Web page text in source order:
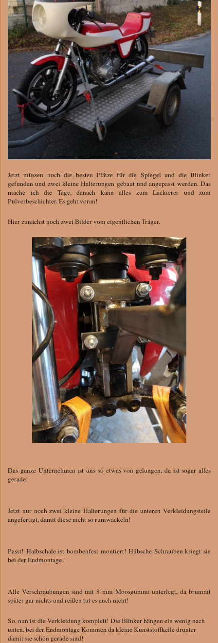
Jetzt müssen noch die besten Plätze für die Spiegel und die Blinker
gefunden und zwei kleine Halterungen gebaut und angepasst werden. Das
mache ich die Tage, danach kann alles zum Lackierer und zum
Pulverbeschichter. Es geht voran!
Hier zunächst noch zwei Bilder vom eigentlichen Träger.
Das ganze Unternehmen ist uns so etwas von gelungen, da ist sogar alles
gerade!
Jetzt nur noch zwei kleine Halterungen für die unteren Verkleidungsteile
angefertigt, damit diese nicht so rumwackeln!
Passt! Halbschale ist bombenfest montiert! Hübsche Schrauben kriegt sie
bei der Endmontage!
Alle Verschraubungen sind mit 8 mm Moosgummi unterlegt, da brummt
später gar nichts und reißen tut es auch nicht!
So, nun ist die Verkleidung komplett! Die Blinker hängen ein wenig nach
unten, bei der Endmontage Kommen da kleine Kunststoffkeile drunter
damit sie schön gerade sind!